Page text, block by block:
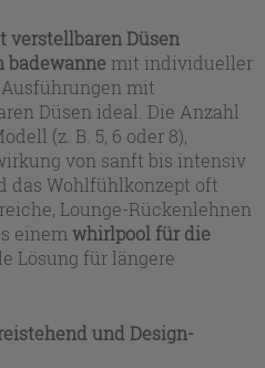
verstellbaren Düsen
badewanne mit individueller
mit
Düsen ideal. Die Anzahl
(z. B. 5, 6 oder 8),
von sanft bis intensiv
das Wohlfühlkonzept oft
Lounge-Rückenlehnen
einem whirlpool für die
Lösung für längere
und Design-